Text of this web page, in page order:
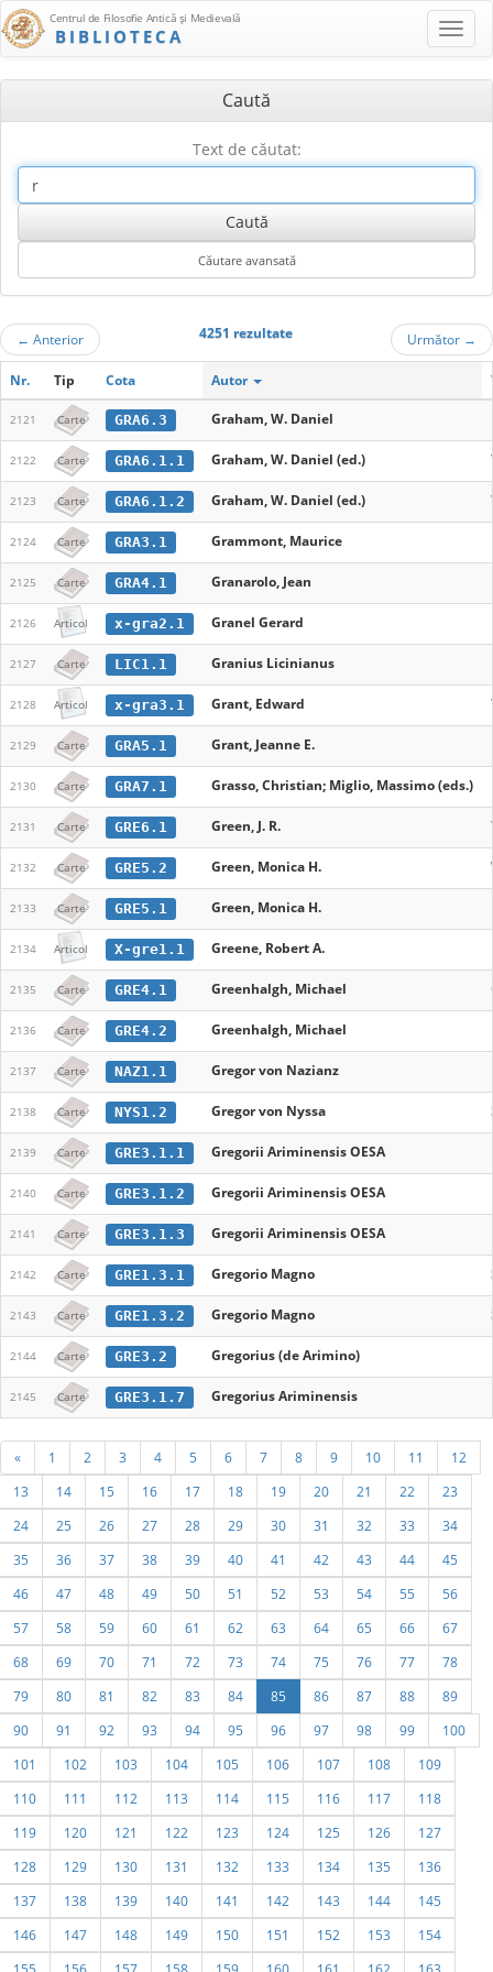
Centrul de Filosofie Antică şi Medievală
BIBLIOTECA
Caută
Text de căutat:
← Anterior 4251 rezultate Următor →
Nr. Tip Cota Autor
2121 Carte GRA6.3 Graham, W. Daniel
2122 Carte GRA6.1.1 Graham, W. Daniel (ed.)
2123 Carte GRA6.1.2 Graham, W. Daniel (ed.)
2124 Carte GRA3.1 Grammont, Maurice
2125 Carte GRA4.1 Granarolo, Jean
2126 Articol x-gra2.1 Granel Gerard
2127 Carte LIC1.1 Granius Licinianus
2128 Articol x-gra3.1 Grant, Edward
2129 Carte GRA5.1 Grant, Jeanne E.
2130 Carte GRA7.1 Grasso, Christian; Miglio, Massimo (eds.)
2131 Carte GRE6.1 Green, J. R.
2132 Carte GRE5.2 Green, Monica H.
2133 Carte GRE5.1 Green, Monica H.
2134 Articol X-gre1.1 Greene, Robert A.
2135 Carte GRE4.1 Greenhalgh, Michael
2136 Carte GRE4.2 Greenhalgh, Michael
2137 Carte NAZ1.1 Gregor von Nazianz
2138 Carte NYS1.2 Gregor von Nyssa
2139 Carte GRE3.1.1 Gregorii Ariminensis OESA
2140 Carte GRE3.1.2 Gregorii Ariminensis OESA
2141 Carte GRE3.1.3 Gregorii Ariminensis OESA
2142 Carte GRE1.3.1 Gregorio Magno
2143 Carte GRE1.3.2 Gregorio Magno
2144 Carte GRE3.2 Gregorius (de Arimino)
2145 Carte GRE3.1.7 Gregorius Ariminensis
« 1 2 3 4 5 6 7 8 9 10 11
12
13
14 15 16 17 18 19 20 21 22
23
24
25 26 27 28 29 30 31 32 33
34
35
36 37 38 39 40 41 42 43 44
45
46
47 48 49 50 51 52 53 54 55
56
57
58 59 60 61 62 63 64 65 66
67
68
69 70 71 72 73 74 75 76 77
78
79
80 81 82 83 84 85 86 87 88
89
90
91 92 93 94 95 96 97 98 99
100
101
102 103 104 105 106 107 108
109
110
111 112 113 114 115 116 117
118
119
120 121 122 123 124 125 126
127
128
129 130 131 132 133 134 135
136
137
138 139 140 141 142 143 144
145
146
147 148 149 150 151 152 153
154